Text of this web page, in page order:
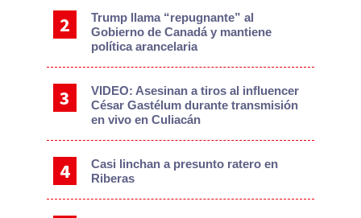
Trump llama “repugnante” al
Gobierno de Canadá y mantiene
política arancelaria
VIDEO: Asesinan a tiros al influencer
César Gastélum durante transmisión
en vivo en Culiacán
Casi linchan a presunto ratero en
Riberas